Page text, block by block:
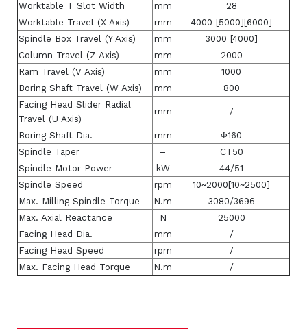
Worktable T Slot Width
mm
28
Worktable Travel (X Axis)
mm
4000 [5000][6000]
Spindle Box Travel (Y Axis)
mm
3000 [4000]
Column Travel (Z Axis)
mm
2000
Ram Travel (V Axis)
mm
1000
Boring Shaft Travel (W Axis)
mm
800
Facing Head Slider Radial
Travel (U Axis)
mm /
Boring Shaft Dia. mm
Φ160
Spindle Taper
–
CT50
Spindle Motor Power
kW
44/51
Spindle Speed
rpm
10~2000[10~2500]
Max. Milling Spindle Torque
N.m
3080/3696
Max. Axial Reactance
N
25000
Facing Head Dia.
mm
/
Facing Head Speed
rpm
/
Max. Facing Head Torque
N.m /